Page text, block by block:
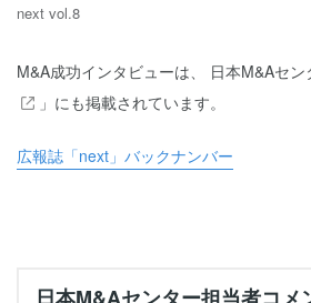
next vol.8
M&A成功インタビューは、 日本M&Aセン
」にも掲載されています。
広報誌「next」バックナンバー